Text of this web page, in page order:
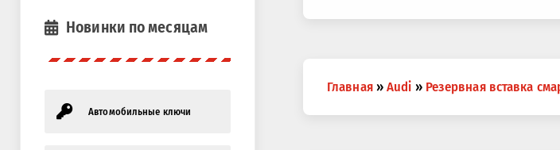
Новинки по месяцам
Автомобильные ключи
здесь
Главная » Audi » Резервная вставка